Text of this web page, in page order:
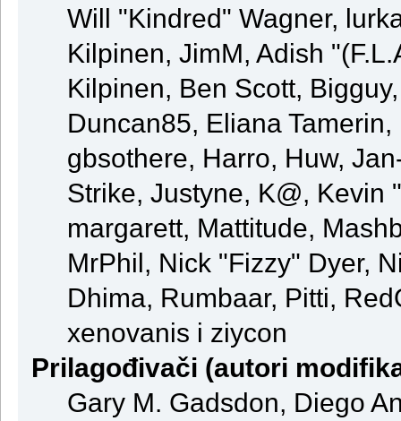
Will "Kindred" Wagner,
Kilpinen, JimM, Adish
Kilpinen, Ben Scott,
Duncan85, Eliana
gbsothere, Harro, Huw,
Strike, Justyne, K@, Kevin
margarett, Mattitude,
MrPhil, Nick "Fizzy" Dyer,
Dhima, Rumbaar, Pitti,
xenovanis i ziycon
Prilagođivači (autori
Gary M. Gadsdon, Diego